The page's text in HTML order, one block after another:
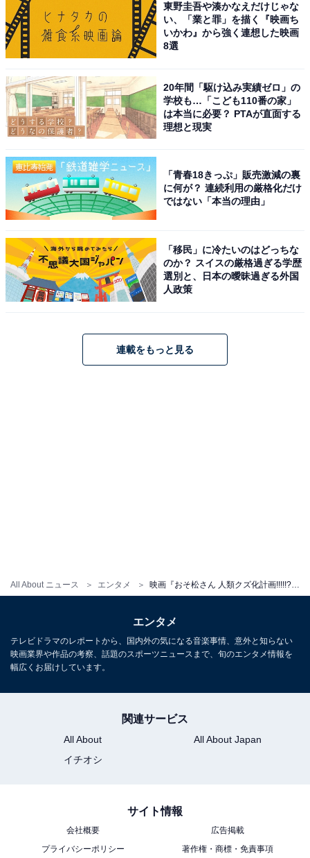
All About ニュース エンタメ
View this post on Instagram
次ページ
映画『おそ松さん』はファン以外
が見ても楽しめる“最強のアイド
ル映画”！
東野圭吾や湊かなえだけじゃな
い、「業と罪」を描く『映画ち
いかわ』から強く連想した映画
8選
20年間「駆け込み実績ゼロ」の
学校も…「こども110番の家」
は本当に必要？ PTAが直面する
理想と現実
「青春18きっぷ」販売激減の裏
に何が？ 連続利用の厳格化だけ
ではない「本当の理由」
「移民」に冷たいのはどっちな
のか？ スイスの厳格過ぎる学歴
選別と、日本の曖昧過ぎる外国
人政策
連載をもっと見る
エンタメ
テレビドラマのレポートから、国内外の気になる音楽事情、意外と知らない
映画業界や作品の考察、話題のスポーツニュースまで、旬のエンタメ情報を
幅広くお届けしています。
関連サービス
All About
All About Japan
イチオシ
サイト情報
会社概要
広告掲載
プライバシーポリシー
著作権・商標・免責事項